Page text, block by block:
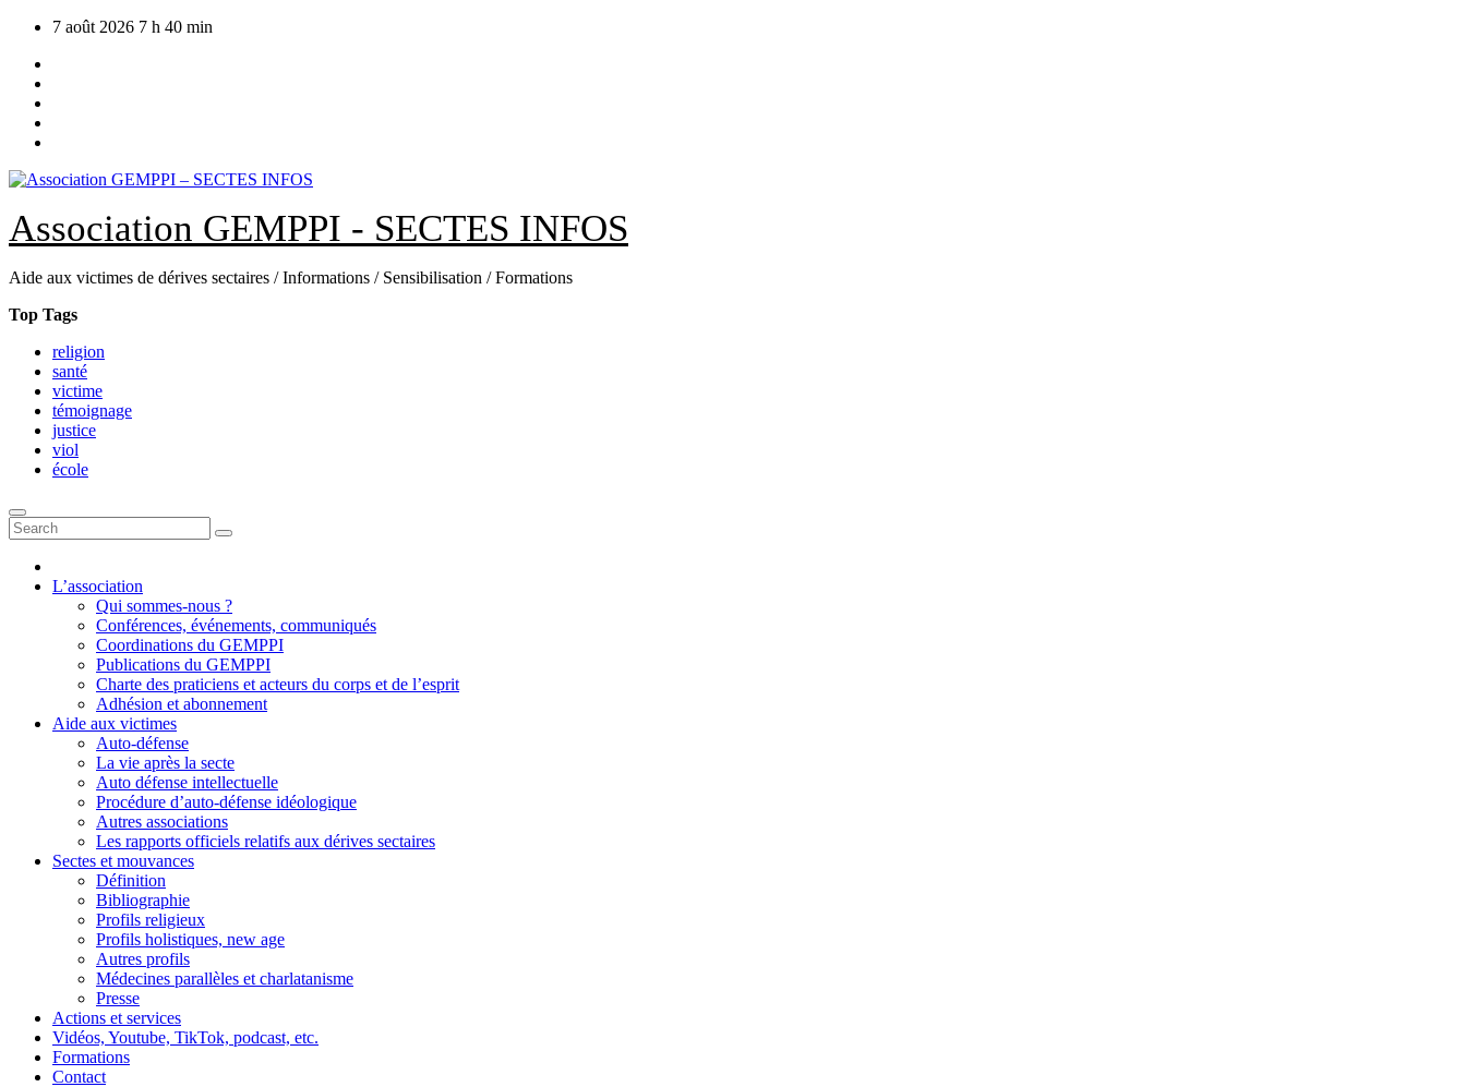
Skip
content
7 août 2026 7 h 40 min
Association GEMPPI - SECTES INFOS
Aide aux victimes de dérives sectaires / Informations / Sensibilisation / Formations
Top Tags
religion
santé
victime
témoignage
justice
viol
école
L’association
Qui sommes-nous ?
Conférences, événements, communiqués
Coordinations du GEMPPI
Publications du GEMPPI
Charte des praticiens et acteurs du corps et de l’esprit
Adhésion et abonnement
Aide aux victimes
Auto-défense
La vie après la secte
Auto défense intellectuelle
Procédure d’auto-défense idéologique
Autres associations
Les rapports officiels relatifs aux dérives sectaires
Sectes et mouvances
Définition
Bibliographie
Profils religieux
Profils holistiques, new age
Autres profils
Médecines parallèles et charlatanisme
Presse
Actions et services
Vidéos, Youtube, TikTok, podcast, etc.
Formations
Contact